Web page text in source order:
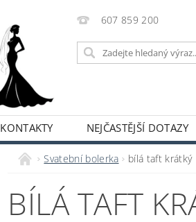
607 859 200
KONTAKTY NEJČASTĚJŠÍ DOTAZY
Svatební bolerka bílá taft krátký
BÍLÁ TAFT